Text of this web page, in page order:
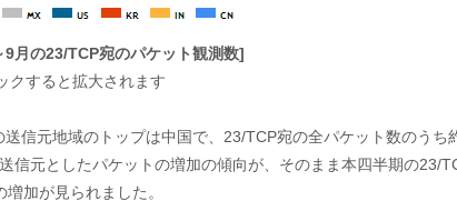
月の23/TCP宛のパケット観測数]
クすると拡大されます
信元地域のトップは中国で、23/TCP宛の全パケット数のうち
信元としたパケットの増加の傾向が、そのまま本四半期の23/
加が見られました。